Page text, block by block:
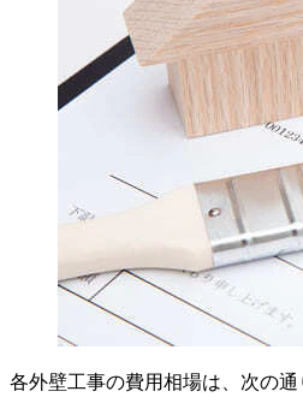
各外壁工事の費用相場は、次の通